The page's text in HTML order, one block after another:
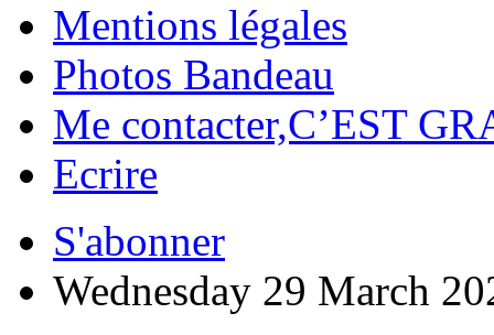
Mentions légales
Photos Bandeau
Me contacter,C’EST
Ecrire
S'abonner
Wednesday 29 March